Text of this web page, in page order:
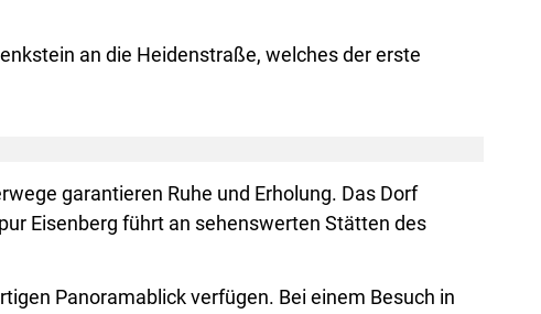
an die Heidenstraße, welches der erste
garantieren Ruhe und Erholung. Das Dorf
Eisenberg führt an sehenswerten Stätten des
Panoramablick verfügen. Bei einem Besuch in